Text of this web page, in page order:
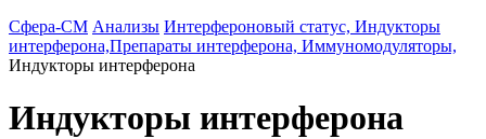
Сфера-СМ Анализы Интерфероновый статус, Индукторы
интерферона,Препараты интерферона, Иммуномодуляторы,
Индукторы интерферона
Индукторы интерферона